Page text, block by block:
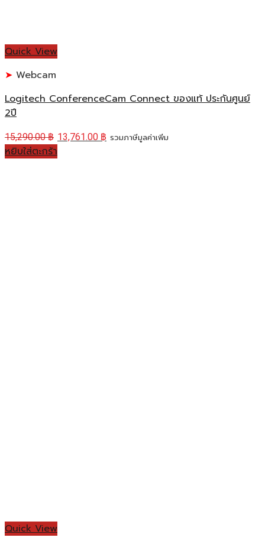
Quick View
Webcam
Logitech ConferenceCam Connect ของแท้ ประกันศูนย์
2ปี
15,290.00฿ 13,761.00 ฿ รวมภาษีมูลค่าเพิ่ม
หยิบใส่ตะกร้า
Quick View